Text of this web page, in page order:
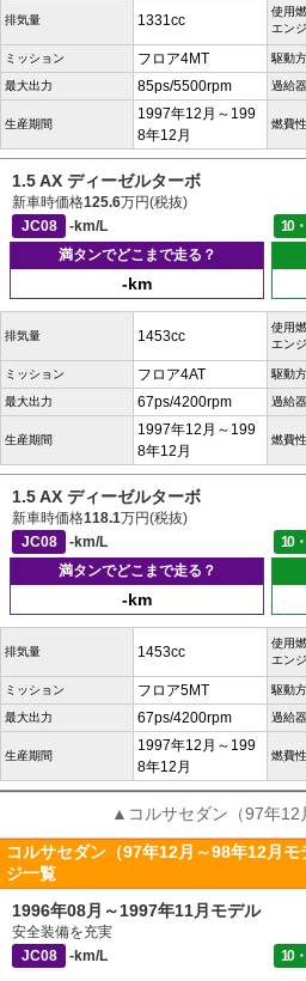
排気量 1331cc
使用
エン
ミッション フロア4MT 駆動
最大出力 85ps/5500rpm 過給
生産期間
1997年12月～199
8年12月
燃費
1.5 AX ディーゼルターボ
新車時価格125.6万円(税抜)
JC08
-km/L 10
満タンでどこまで走る？
-km
排気量 1453cc
使用
エン
ミッション フロア4AT 駆動
最大出力 67ps/4200rpm 過給
生産期間
1997年12月～199
8年12月
燃費
1.5 AX ディーゼルターボ
新車時価格118.1万円(税抜)
JC08
-km/L 10
満タンでどこまで走る？
-km
排気量 1453cc
使用
エン
ミッション フロア5MT 駆動
最大出力 67ps/4200rpm 過給
生産期間
1997年12月～199
8年12月
燃費
▲コルサセダン（97年12
コルサセダン（97年12月～98年12月
ジ一覧
1996年08月～1997年11月モデル
安全装備を充実
JC08
-km/L 10